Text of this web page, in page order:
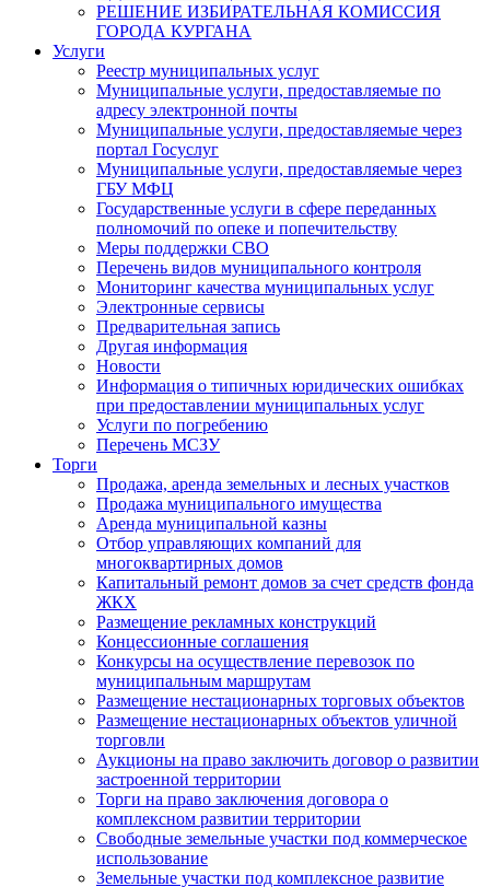
РЕШЕНИЕ ИЗБИРАТЕЛЬНАЯ КОМИССИЯ
ГОРОДА КУРГАНА
Услуги
Реестр муниципальных услуг
Муниципальные услуги, предоставляемые по
адресу электронной почты
Муниципальные услуги, предоставляемые через
портал Госуслуг
Муниципальные услуги, предоставляемые через
ГБУ МФЦ
Государственные услуги в сфере переданных
полномочий по опеке и попечительству
Меры поддержки СВО
Перечень видов муниципального контроля
Мониторинг качества муниципальных услуг
Электронные сервисы
Предварительная запись
Другая информация
Новости
Информация о типичных юридических ошибках
при предоставлении муниципальных услуг
Услуги по погребению
Перечень МСЗУ
Торги
Продажа, аренда земельных и лесных участков
Продажа муниципального имущества
Аренда муниципальной казны
Отбор управляющих компаний для
многоквартирных домов
Капитальный ремонт домов за счет средств фонда
ЖКХ
Размещение рекламных конструкций
Концессионные соглашения
Конкурсы на осуществление перевозок по
муниципальным маршрутам
Размещение нестационарных торговых объектов
Размещение нестационарных объектов уличной
торговли
Аукционы на право заключить договор о развитии
застроенной территории
Торги на право заключения договора о
комплексном развитии территории
Свободные земельные участки под коммерческое
использование
Земельные участки под комплексное развитие